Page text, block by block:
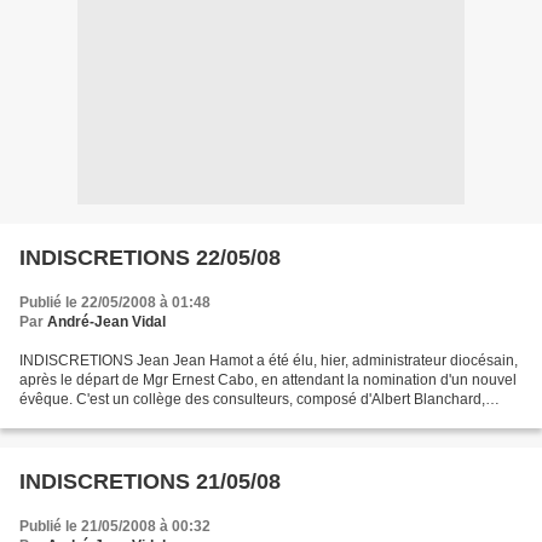
INDISCRETIONS 22/05/08
Publié le 22/05/2008 à 01:48
Par André-Jean Vidal
INDISCRETIONS Jean Jean Hamot a été élu, hier, administrateur diocésain,
après le départ de Mgr Ernest Cabo, en attendant la nomination d'un nouvel
évêque. C'est un collège des consulteurs, composé d'Albert Blanchard,
INDISCRETIONS 21/05/08
Publié le 21/05/2008 à 00:32